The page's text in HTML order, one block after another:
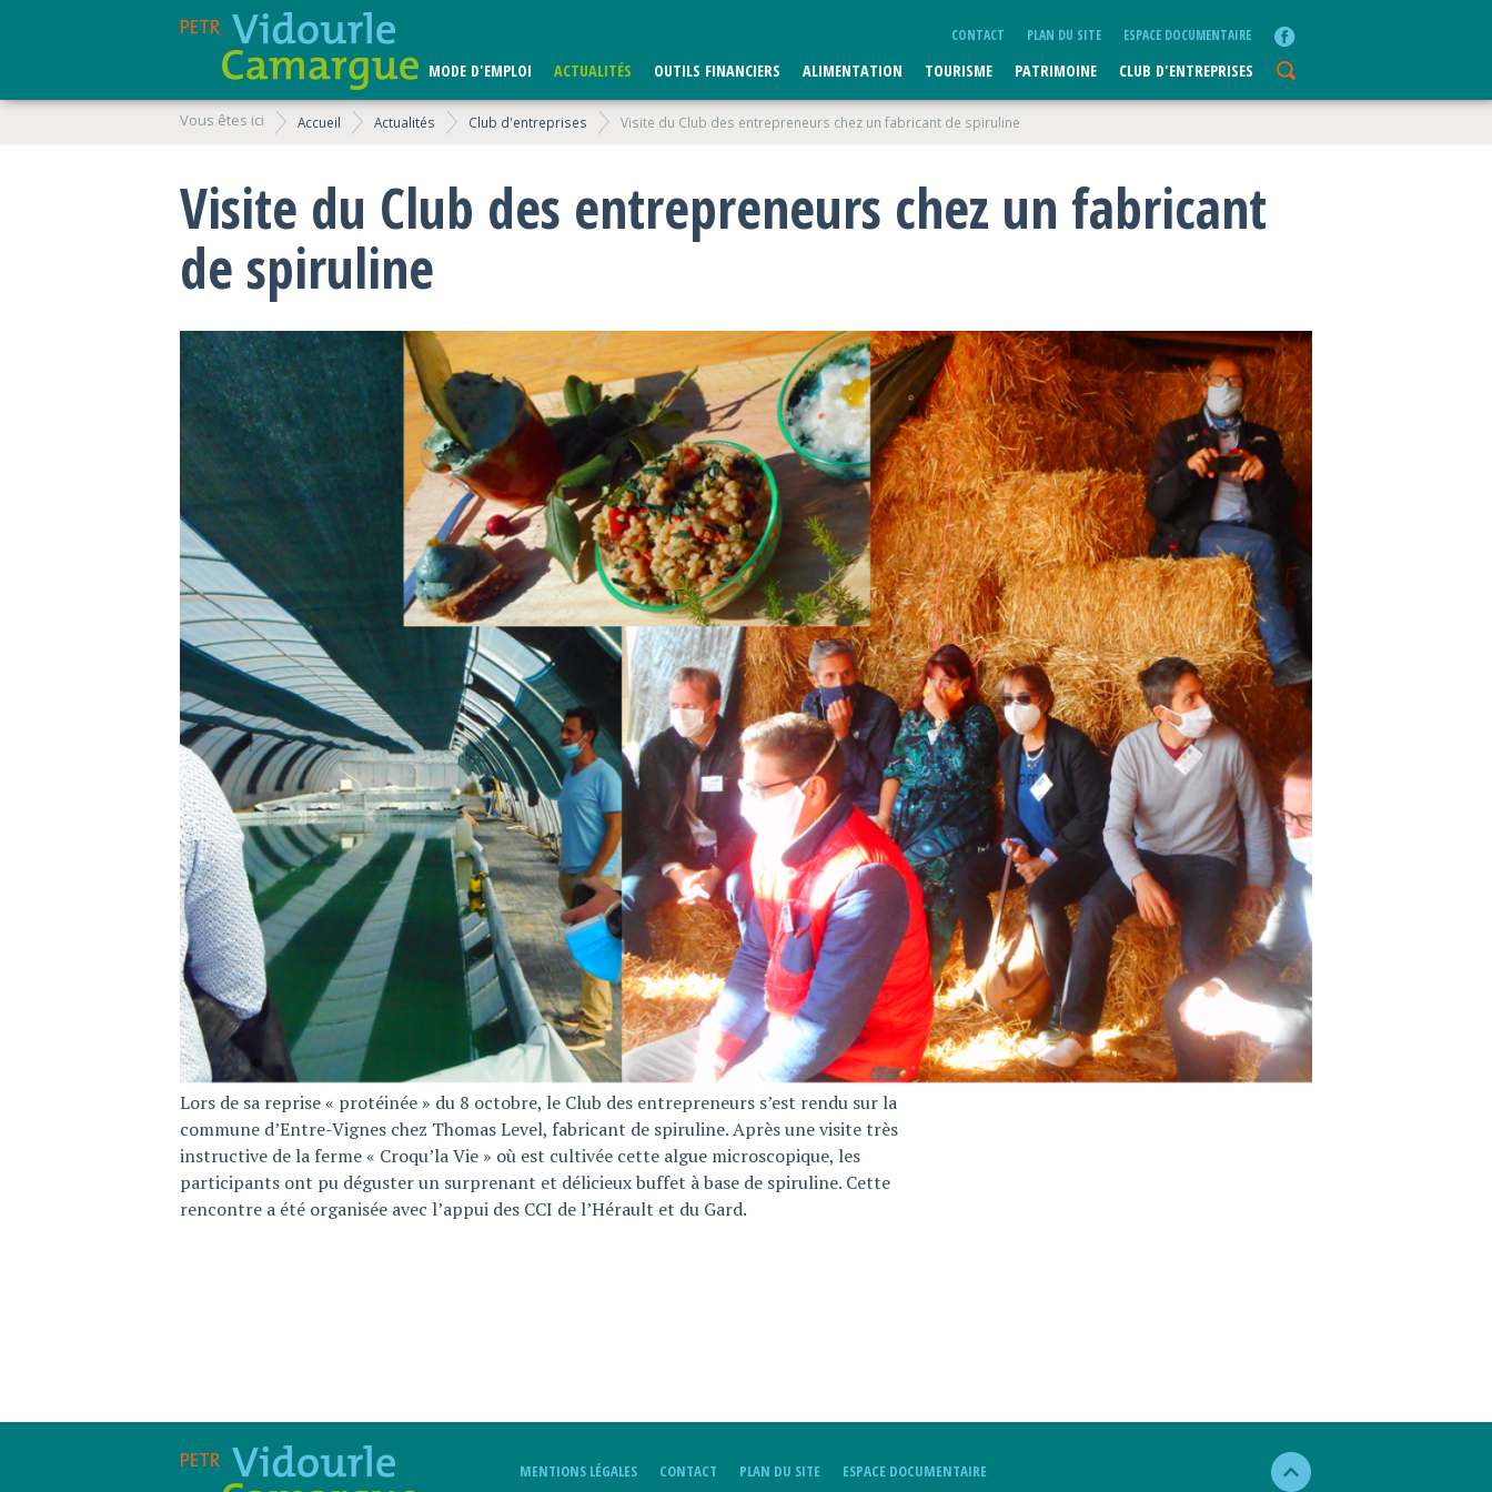
MODE D'EMPLOI ACTUALITÉS OUTILS FINANCIERS ALIMENTATION TOURISME PATRIMOINE CLUB D'ENTREPRISES
CONTACT PLAN DU SITE ESPACE DOCUMENTAIRE
Vous êtes ici Accueil Actualités Club d'entreprises Visite du Club des entrepreneurs chez un fabricant de spiruline
Visite du Club des entrepreneurs chez un fabricant
de spiruline
Lors de sa reprise « protéinée » du 8 octobre, le Club des entrepreneurs s’est rendu sur la
commune d’Entre-Vignes chez Thomas Level, fabricant de spiruline. Après une visite très
instructive de la ferme « Croqu’la Vie » où est cultivée cette algue microscopique, les
participants ont pu déguster un surprenant et délicieux buffet à base de spiruline. Cette
rencontre a été organisée avec l’appui des CCI de l’Hérault et du Gard.
MENTIONS LÉGALES CONTACT PLAN DU SITE ESPACE DOCUMENTAIRE